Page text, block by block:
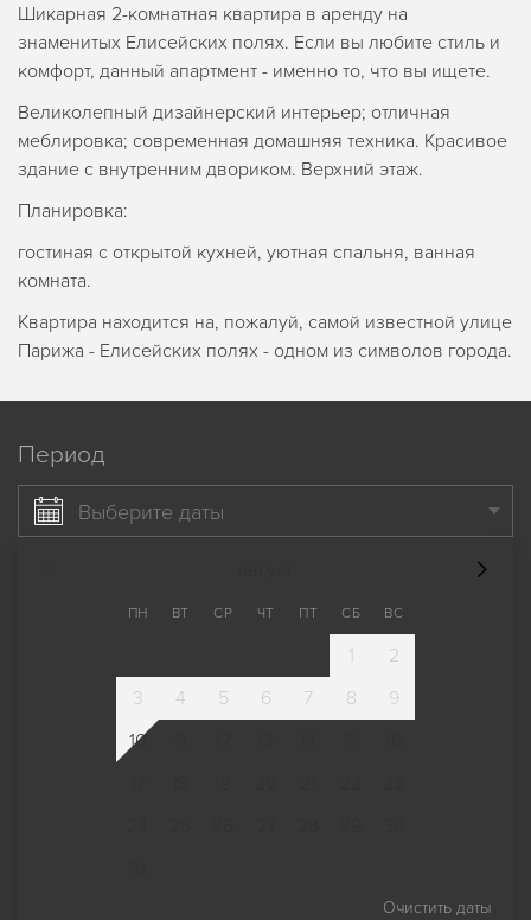
Шикарная 2-комнатная квартира в аренду на
знаменитых Елисейских полях. Если вы любите стиль и
комфорт, данный апартмент - именно то, что вы ищете.
Великолепный дизайнерский интерьер; отличная
меблировка; современная домашняя техника. Красивое
здание с внутренним двориком. Верхний этаж.
Планировка:
гостиная с открытой кухней, уютная спальня, ванная
комната.
Квартира находится на, пожалуй, самой известной улице
Парижа - Елисейских полях - одном из символов города.
Период
Выберите даты
ПН ВТ СР ЧТ ПТ СБ ВС
1
2
3
4 5 6 7 8
9
10
Очистить даты